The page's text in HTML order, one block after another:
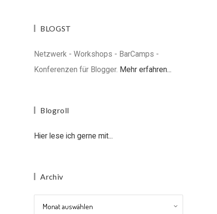
BLOGST
Netzwerk - Workshops - BarCamps -
Konferenzen für Blogger. Mehr erfahren...
Blogroll
Hier lese ich gerne mit...
Archiv